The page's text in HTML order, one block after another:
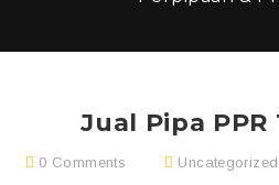
Jual Pipa PPR
0 Comments Uncategorized